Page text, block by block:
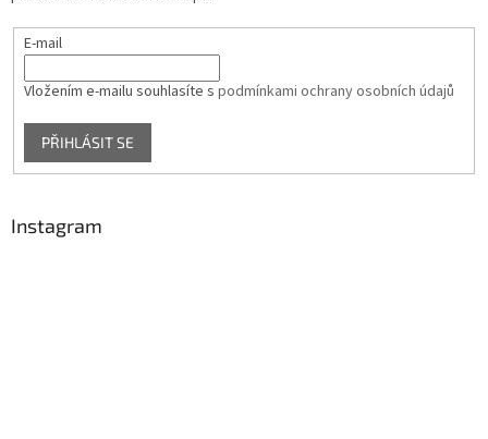
E-mail
Vložením e-mailu souhlasíte s podmínkami ochrany osobních údajů
PŘIHLÁSIT SE
Instagram